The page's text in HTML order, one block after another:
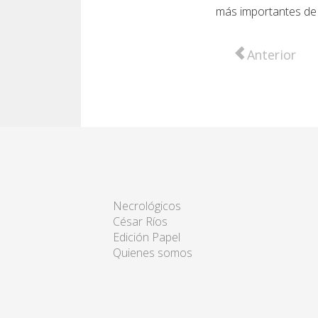
más importantes
Artículo
Anterior
Necrológicos
César Ríos
Edición Papel
Quienes somos